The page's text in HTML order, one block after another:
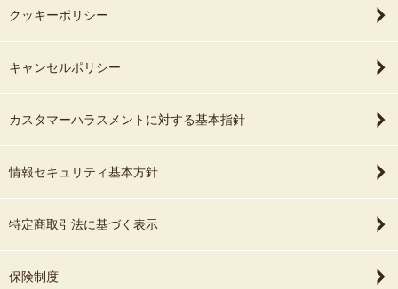
クッキーポリシー
キャンセルポリシー
カスタマーハラスメントに対する基本指針
情報セキュリティ基本方針
特定商取引法に基づく表示
保険制度